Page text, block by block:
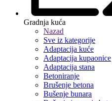
Gradnja kuća
Nazad
Sve iz kategorije
Adaptacija kuće
Adaptacija kupaonice
Adaptacija stana
Betoniranje
Brušenje betona
Bušenje bunara